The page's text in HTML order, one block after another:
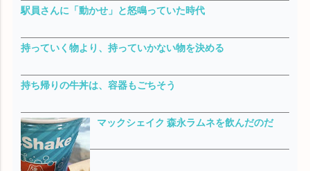
駅員さんに「動かせ」と怒鳴っていた時代
持っていく物より、持っていかない物を決める
持ち帰りの牛丼は、容器もごちそう
マックシェイク 森永ラムネを飲んだのだ